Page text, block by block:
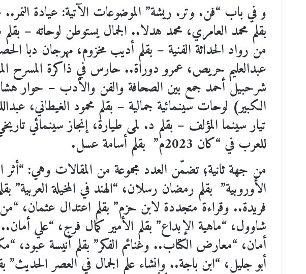
و في باب “فن. وتر. ريشة” الموضوعات الآتية: عيادة
بقلم محمد العامري، محمد هدلا.. الجمال يستوطن لوحاته –
من رواد الحداثة الفنية – بقلم أديب مخزوم، مهرجان دبا
عبدالعليم حريص، عمرو دوراة.. حارس في ذاكرة
شرحبيل أحمد جمع بين الصحافة والفن والأدب – حوار
الكبير) لوحات سينمائية جمالية – بقلم محمود الغيطاني،
للعرب في “كان 2023م” بقلم أسامة عسل.
من جهة ثانية؛ تضمّن العدد مجموعة من المقالات وهي:
الأوروبية” بقلم رمضان رسلان، “الهند في المخيلة العربية”
فريدة.. وقراءة متجددة لابن حزم” بقلم اعتدال عثمان،
شاوول، “ماهية الإبداع” بقلم الأمير كمال فرج، “علي
أمان، “معارض الكتاب.. وغنائم الفكر” بقلم أنيسة عبود،
أبو جليل، “ابن باجة.. وإنشاء علم الجمال في العصر الحديث”